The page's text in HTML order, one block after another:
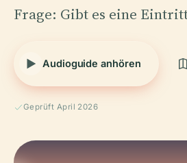
Frage: Gibt es eine
Audioguide anhören
Geprüft April 2026